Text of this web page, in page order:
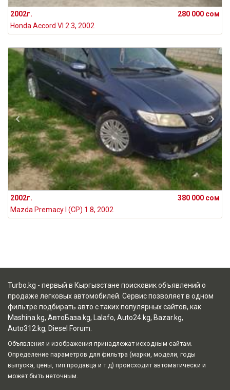
2002г.
280 000 сом
Honda Accord VI 2.3, 2002
2002г.
380 000 сом
Mazda Premacy I (CP) 1.8, 2002
Turbo.kg - первый в Кыргызстане поисковик объявлений о
продаже легковых автомобилей. Сервис позволяет в одном
фильтре подбирать авто с таких популярных сайтов, как
Mashina.kg, АвтоБаза.kg, Lalafo, Auto24.kg, Bazar.kg,
Auto312.kg, Diesel Forum
Объявления и изображения принадлежат исходным сайтам.
Определение параметров для фильтра (марки, модели, годы
выпуска, цены, тип продавца и т.д) происходит автоматически и
может быть неточным.